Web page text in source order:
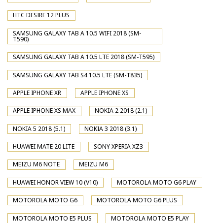
HTC DESIRE 12 PLUS
SAMSUNG GALAXY TAB A 10.5 WIFI 2018 (SM-
T590)
SAMSUNG GALAXY TAB A 10.5 LTE 2018 (SM-T595)
SAMSUNG GALAXY TAB S4 10.5 LTE (SM-T835)
APPLE IPHONE XR APPLE IPHONE XS
APPLE IPHONE XS MAX NOKIA 2 2018 (2.1)
NOKIA 5 2018 (5.1) NOKIA 3 2018 (3.1)
HUAWEI MATE 20 LITE SONY XPERIA XZ3
MEIZU M6 NOTE MEIZU M6
HUAWEI HONOR VIEW 10 (V10) MOTOROLA MOTO G6 PLAY
MOTOROLA MOTO G6 MOTOROLA MOTO G6 PLUS
MOTOROLA MOTO E5 PLUS MOTOROLA MOTO E5 PLAY